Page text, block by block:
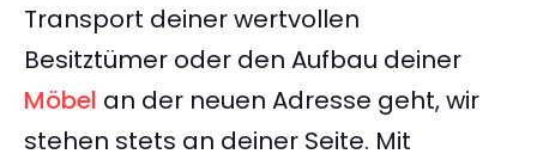
Transport deiner wertvollen
Besitztümer oder den Aufbau deiner
Möbel an der neuen Adresse geht, wir
stehen stets an deiner Seite. Mit